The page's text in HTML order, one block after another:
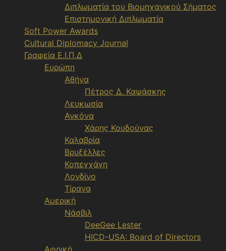
Διπλωματία του Βιομηχανικού Σήματος
Επιστημονική Διπλωματία
Soft Power Awards
Cultural Diplomacy Journal
Γραφεία Ε.Ι.Π.Δ
Ευρώπη
Αθήνα
Πέτρος Δ. Καψάσκης
Λευκωσία
Ανκόνα
Χάρης Κουδούνας
Καλαβρία
Βρυξέλλες
Κοπεγχάγη
Λονδίνο
Τίρανα
Αμερική
Νάσβιλ
DeeGee Lester
HICD-USA: Board of Directors
Αφρική